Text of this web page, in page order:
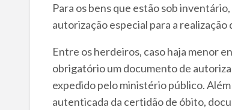
Para os bens que estão sob
autorização especial para a realização
Entre os herdeiros, caso haja menor
obrigatório um documento de
expedido pelo ministério público.
autenticada da certidão de óbito,